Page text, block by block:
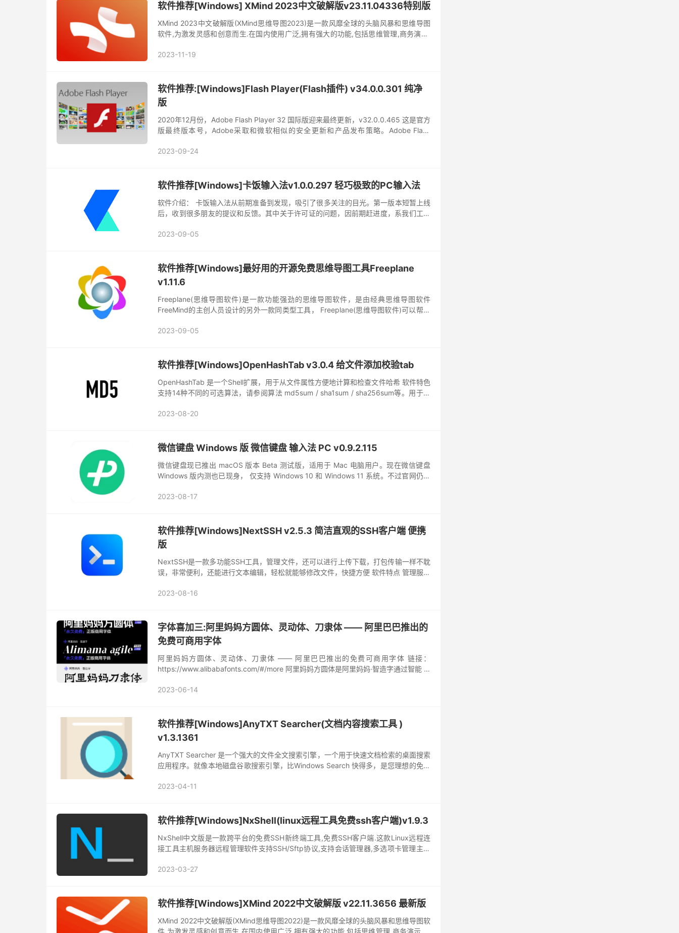
软件推荐[Windows] XMind 2023中文破解版v23.11.04336特别版
XMind 2023中文破解版(XMind思维导图2023)是一款风靡全球的头脑风暴和思维导图
软件,为激发灵感和创意而生.在国内使用广泛,拥有强大的功能,包括思维管理,商务演示,
2023-11-19
软件推荐:[Windows]Flash Player(Flash插件) v34.0.0.301 纯净
版
2020年12月份，Adobe Flash Player 32 国际版迎来最终更新，v32.0.0.465 这是官方
版最终版本号，Adobe采取和微软相似的安全更新和产品发布策略。Adobe Flash
2023-09-24
软件推荐[Windows]卡饭输入法v1.0.0.297 轻巧极致的PC输入法
软件介绍： 卡饭输入法从前期准备到发现，吸引了很多关注的目光。第一版本短暂上线
后，收到很多朋友的提议和反馈。其中关于许可证的问题，因前期赶进度，系我们工作
但 wea...
2023-09-05
软件推荐[Windows]最好用的开源免费思维导图工具Freeplane
v1.11.6
Freeplane(思维导图软件)是一款功能强劲的思维导图软件，是由经典思维导图软件
FreeMind的主创人员设计的另外一款同类型工具， Freeplane(思维导图软件)可以帮助
2023-09-05
软件推荐[Windows]OpenHashTab v3.0.4 给文件添加校验tab
OpenHashTab 是一个Shell扩展，用于从文件属性方便地计算和检查文件哈希 软件特色
支持14种不同的可选算法，请参阅算法 md5sum / sha1sum / sha256sum等。用于检
2023-08-20
微信键盘 Windows 版 微信键盘 输入法 PC v0.9.2.115
微信键盘现已推出 macOS 版本 Beta 测试版，适用于 Mac 电脑用户。现在微信键盘
Windows 版内测也已现身， 仅支持 Windows 10 和 Windows 11 系统。不过官网仍显
2023-08-17
软件推荐[Windows]NextSSH v2.5.3 简洁直观的SSH客户端 便携
版
NextSSH是一款多功能SSH工具，管理文件，还可以进行上传下载，打包传输一样不耽
误，非常便利，还能进行文本编辑，轻松就能够修改文件，快捷方便 软件特点 管理服务
2023-08-16
字体喜加三:阿里妈妈方圆体、灵动体、刀隶体 —— 阿里巴巴推出的
免费可商用字体
阿里妈妈方圆体、灵动体、刀隶体 —— 阿里巴巴推出的免费可商用字体 链接：
https://www.alibabafonts.com/#/more 阿里妈妈方圆体是阿里妈妈·智造字通过智能 AI
2023-06-14
软件推荐[Windows]AnyTXT Searcher(文档内容搜索工具 )
v1.3.1361
AnyTXT Searcher 是一个强大的文件全文搜索引擎，一个用于快速文档检索的桌面搜索
应用程序。就像本地磁盘谷歌搜索引擎，比Windows Search 快得多，是您理想的免费
2023-04-11
软件推荐[Windows]NxShell(linux远程工具免费ssh客户端)v1.9.3
NxShell中文版是一款跨平台的免费SSH新终端工具,免费SSH客户端.这款Linux远程连
接工具主机服务器远程管理软件支持SSH/Sftp协议,支持会话管理器,多选项卡管理主机
2023-03-27
软件推荐[Windows]XMind 2022中文破解版 v22.11.3656 最新版
XMind 2022中文破解版(XMind思维导图2022)是一款风靡全球的头脑风暴和思维导图软
件,为激发灵感和创意而生.在国内使用广泛,拥有强大的功能,包括思维管理,商务演示,与